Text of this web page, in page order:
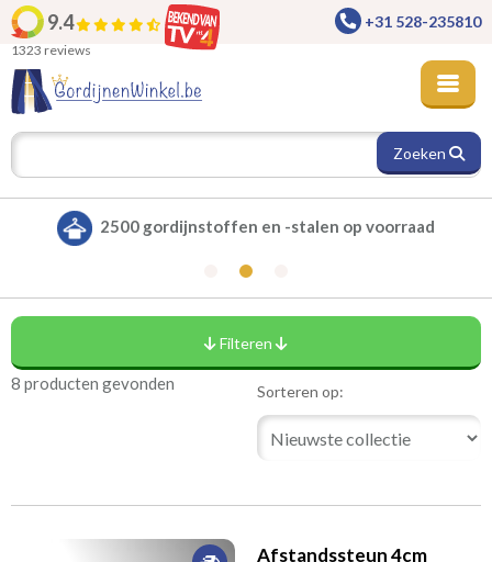
9.4
1323 reviews
+31 528-235810
Zoeken
2500 gordijnstoffen en -stalen op voorraad
Filteren
Levertijd
8 producten gevonden Sorteren op:
Afstandssteun 4cm